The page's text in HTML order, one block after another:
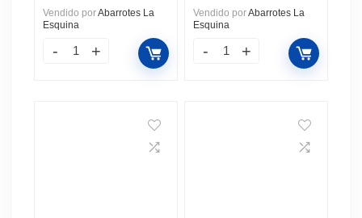
Vendido porAbarrotes La
Esquina
Vendido porAbarrotes La
Esquina